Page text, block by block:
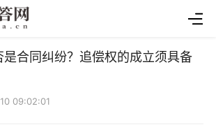
合同纠纷？追偿权的成立须具备
09:02:01